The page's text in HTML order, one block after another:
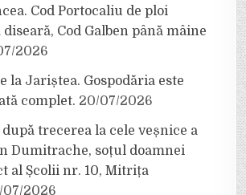
Cod Portocaliu de ploi
Cod Galben până mâine
2026
la Jariștea. Gospodăria este
complet. 20/07/2026
trecerea la cele veșnice a
Dumitrache, soțul doamnei
al Școlii nr. 10, Mitrița
07/2026